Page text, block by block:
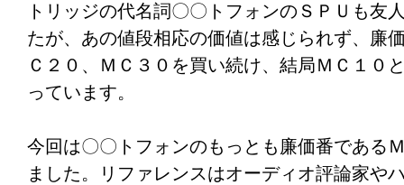
当然、上には上が有ると思いますが、うれ
させて頂きました。 これで、アームのケー
せをしたら、どんな、事になるのか、楽しみ
ご指導よろしくお願いします。
トリッジの代名詞〇〇トフォンのＳＰＵも友
たが、あの値段相応の価値は感じられず、廉
Ｃ２０、ＭＣ３０を買い続け、結局ＭＣ１０
っています。
今回は〇〇トフォンのもっとも廉価番である
ました。リファレンスはオーディオ評論家や